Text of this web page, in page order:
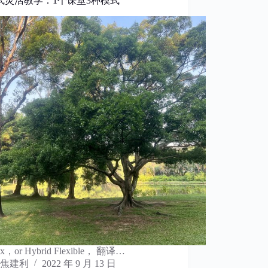
，or Hybrid Flexible， 翻译…
焦建利
2022 年 9 月 13 日